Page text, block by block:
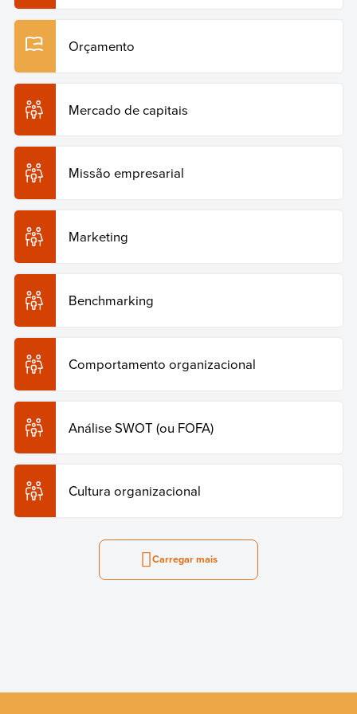
Orçamento
Mercado de capitais
Missão empresarial
Marketing
Benchmarking
Comportamento organizacional
Análise SWOT (ou FOFA)
Cultura organizacional
Carregar mais